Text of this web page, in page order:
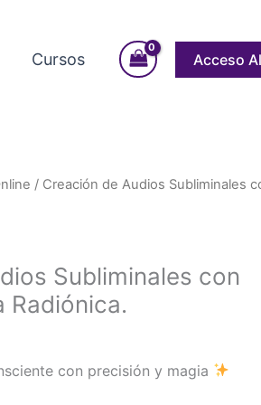
Cursos Acceso
/ Creación de Audios Subliminales
Subliminales con
Radiónica.
con precisión y magia